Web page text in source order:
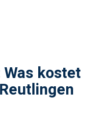
kostet